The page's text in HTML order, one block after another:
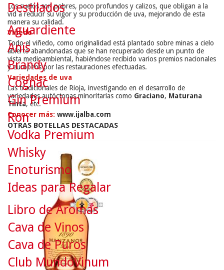
Los suelos son pobres, poco profundos y calizos, que obligan a la
vid a reducir su vigor y su producción de uva, mejorando de esta
manera su calidad.
Viñedo
Todo el viñedo, como originalidad está plantado sobre minas a cielo
abierto abandonadas que se han recuperado desde un punto de
vista medioambiental, habiéndose recibido varios premios nacionales
y europeos por las restauraciones efectuadas.
Variedades de uva
Las tradicionales de Rioja, investigando en el desarrollo de
variedades autóctonas minoritarias como Graciano, Maturana
Tinta, etc.
Conocer más: www.ijalba.com
OTRAS BOTELLAS DESTACADAS
Destilados
Aguardiente
Anís
Brandy
Cognac
Gin Premium
Ron
Vodka Premium
Whisky
Enoturismo
Ideas para Regalar
Libro de Aromas
Cava de Vinos
Cava de Puros
Club MundoVinum